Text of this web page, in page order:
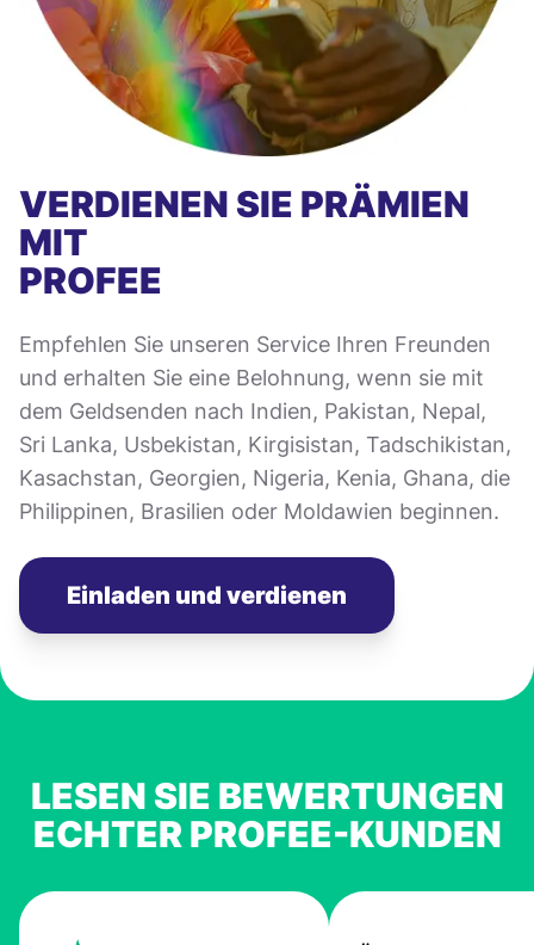
VERDIENEN SIE PRÄMIEN
MIT
PROFEE
Empfehlen Sie unseren Service Ihren Freunden
und erhalten Sie eine Belohnung, wenn sie mit
dem Geldsenden nach Indien, Pakistan, Nepal,
Sri Lanka, Usbekistan, Kirgisistan, Tadschikistan,
Kasachstan, Georgien, Nigeria, Kenia, Ghana, die
Philippinen, Brasilien oder Moldawien beginnen.
Einladen und verdienen
LESEN SIE BEWERTUNGEN
ECHTER PROFEE-KUNDEN